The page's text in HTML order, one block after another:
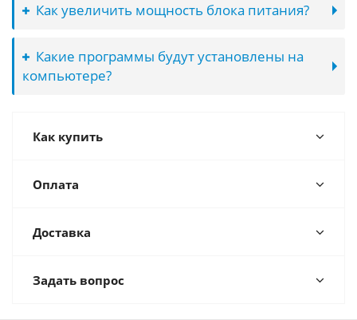
Как увеличить мощность блока питания?
Какие программы будут установлены на
компьютере?
Как купить
Оплата
Доставка
Задать вопрос